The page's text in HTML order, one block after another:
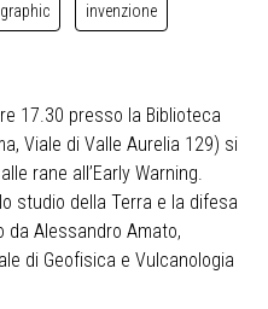
invenzione
17.30 presso la Biblioteca
Viale di Valle Aurelia 129) si
rane all’Early Warning.
studio della Terra e la difesa
da Alessandro Amato,
di Geofisica e Vulcanologia